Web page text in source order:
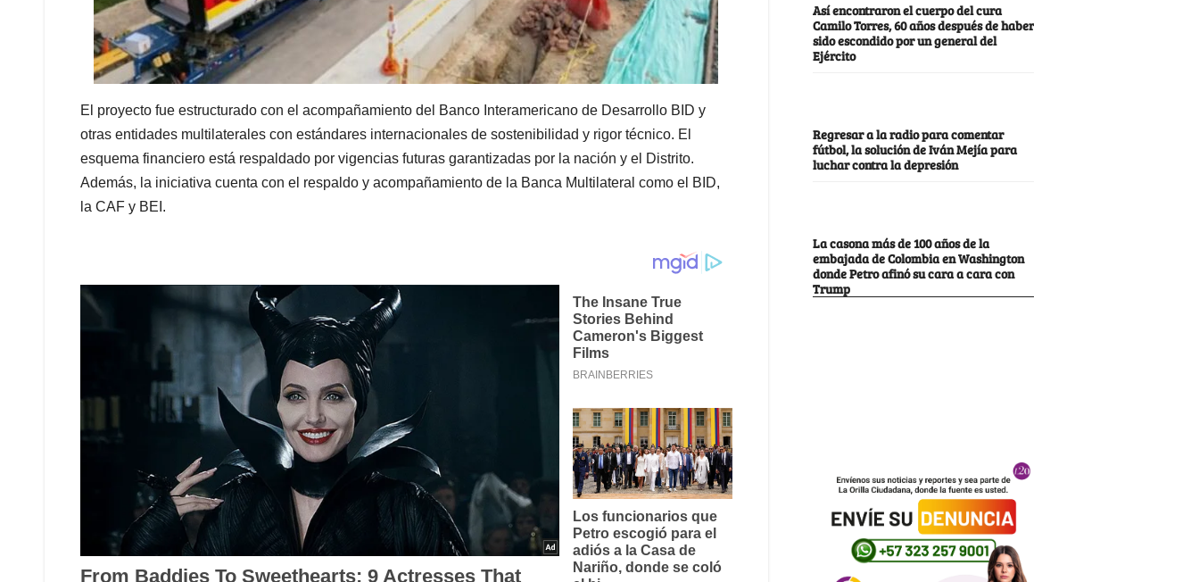
El proyecto fue estructurado con el acompañamiento del Banco Interamericano de Desarrollo BID y
otras entidades multilaterales con estándares internacionales de sostenibilidad y rigor técnico. El
esquema financiero está respaldado por vigencias futuras garantizadas por la nación y el Distrito.
Además, la iniciativa cuenta con el respaldo y acompañamiento de la Banca Multilateral como el BID,
la CAF y BEI.
Así encontraron el cuerpo del cura
Camilo Torres, 60 años después de haber
sido escondido por un general del
Ejército
Regresar a la radio para comentar
fútbol, la solución de Iván Mejía para
luchar contra la depresión
La casona más de 100 años de la
embajada de Colombia en Washington
donde Petro afinó su cara a cara con
Trump